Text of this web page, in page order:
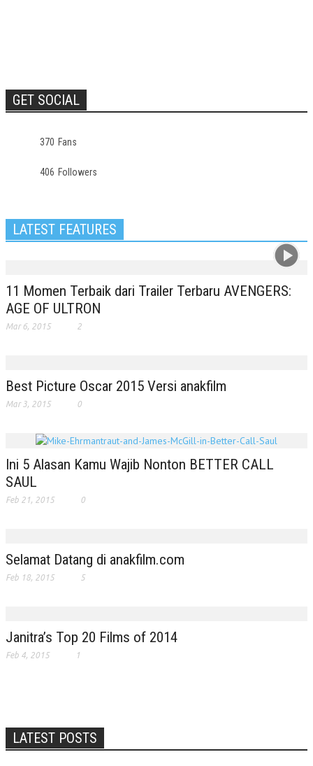
GET SOCIAL
370 Fans
406 Followers
LATEST FEATURES
11 Momen Terbaik dari Trailer Terbaru AVENGERS:
AGE OF ULTRON
Mar 6, 2015 2
Best Picture Oscar 2015 Versi anakfilm
Mar 3, 2015 0
Ini 5 Alasan Kamu Wajib Nonton BETTER CALL
SAUL
Feb 21, 2015 0
Selamat Datang di anakfilm.com
Feb 18, 2015 5
Janitra’s Top 20 Films of 2014
Feb 4, 2015 1
LATEST POSTS